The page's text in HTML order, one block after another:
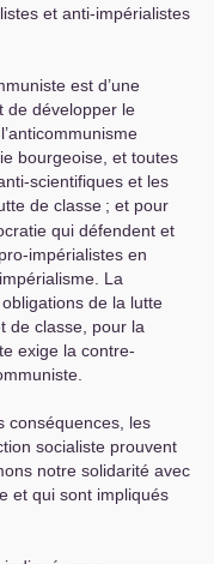
et anti-impérialistes
est d’une
de développer le
bourgeoise, et toutes
scientifiques et les
de classe ; et pour
qui défendent et
impérialistes en
La
de la lutte
de classe, pour la
exige la contre-
conséquences, les
socialiste prouvent
notre solidarité avec
et qui sont impliqués